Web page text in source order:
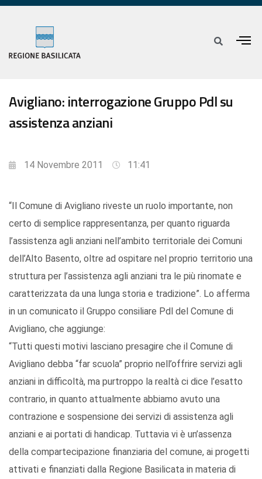
Avigliano: interrogazione Gruppo Pdl su
assistenza anziani
14 Novembre 2011 11:41
“Il Comune di Avigliano riveste un ruolo importante, non
certo di semplice rappresentanza, per quanto riguarda
l’assistenza agli anziani nell’ambito territoriale dei Comuni
dell’Alto Basento, oltre ad ospitare nel proprio territorio una
struttura per l’assistenza agli anziani tra le più rinomate e
caratterizzata da una lunga storia e tradizione”. Lo afferma
in un comunicato il Gruppo consiliare Pdl del Comune di
Avigliano, che aggiunge:
“Tutti questi motivi lasciano presagire che il Comune di
Avigliano debba “far scuola” proprio nell’offrire servizi agli
anziani in difficoltà, ma purtroppo la realtà ci dice l’esatto
contrario, in quanto attualmente abbiamo avuto una
contrazione e sospensione dei servizi di assistenza agli
anziani e ai portati di handicap. Tuttavia vi è un’assenza
della compartecipazione finanziaria del comune, ai progetti
attivati e finanziati dalla Regione Basilicata in materia di